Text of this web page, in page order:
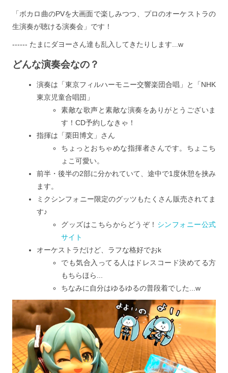
「ボカロ曲のPVを大画面で楽しみつつ、プロのオーケストラの
生演奏が聴ける演奏会」です！
------ たまにダヨーさん達も乱入してきたりします...w
どんな演奏会なの？
演奏は「東京フィルハーモニー交響楽団合唱」と「NHK
東京児童合唱団」
素敵な歌声と素敵な演奏をありがとうございま
す！CD予約しなきゃ！
指揮は「栗田博文」さん
ちょっとおちゃめな指揮者さんです。ちょこち
ょこ可愛い。
前半・後半の2部に分かれていて、途中で1度休憩を挟み
ます。
ミクシンフォニー限定のグッツもたくさん販売されてま
す♪
グッズはこちらからどうぞ！ シンフォニー公式
サイト
オーケストラだけど、ラフな格好でおk
でも気合入ってる人はドレスコード決めてる方
もちらほら...
ちなみに自分はゆるゆるの普段着でした...w